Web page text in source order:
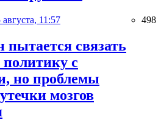
августа, 11:57 498
пытается связать
с
но проблемы
мозгов